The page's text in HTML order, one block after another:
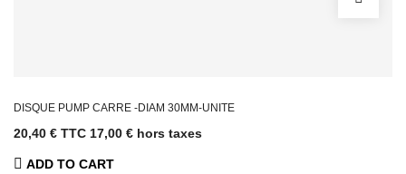
DISQUE PUMP CARRE -DIAM 30MM-UNITE
20,40 € TTC 17,00 € hors taxes
ADD TO CART